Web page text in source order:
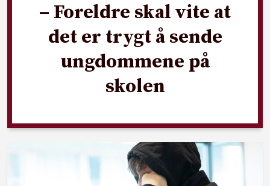
– Foreldre skal vite at
det er trygt å sende
ungdommene på
skolen